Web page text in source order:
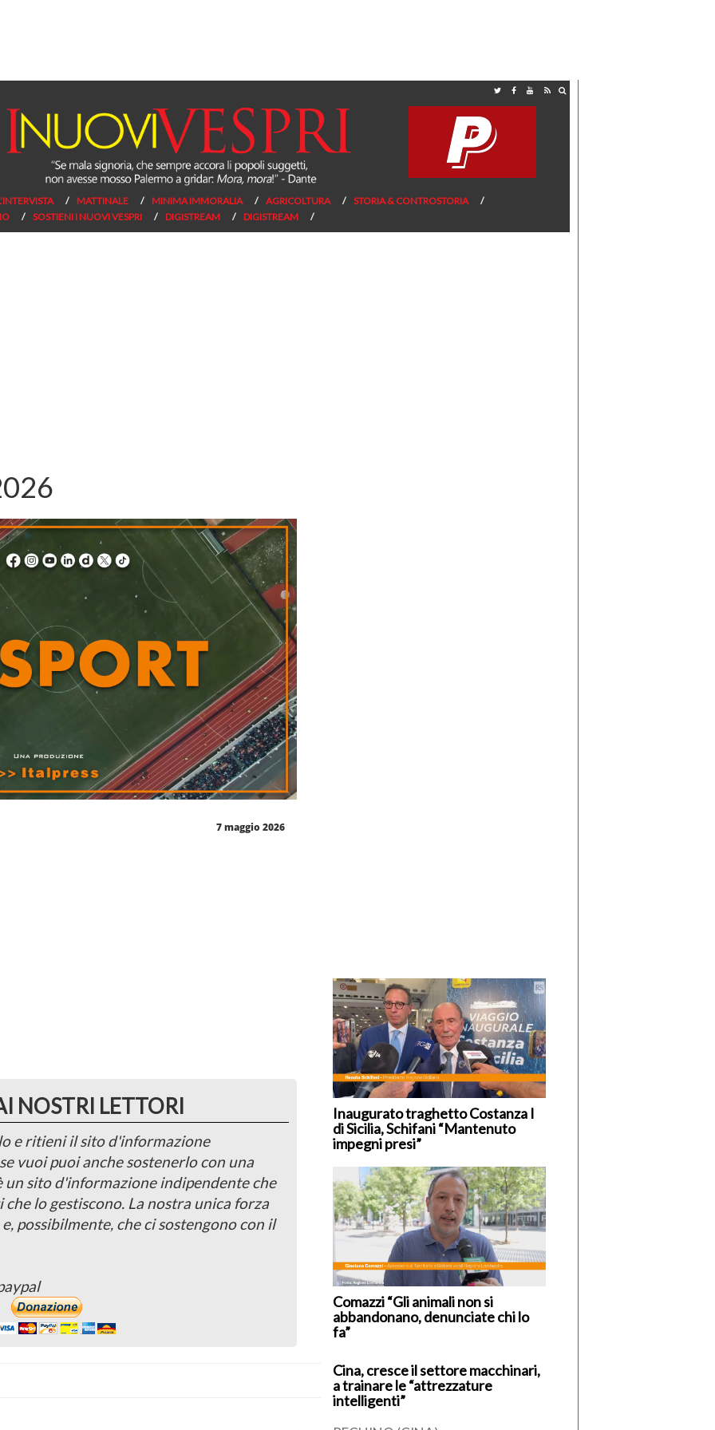
MATTINALE MINIMA IMMORALIA AGRICOLTURA
STORIA & CONTROSTORIA
SOSTIENI I NUOVI VESPRI DIGISTREAM DIGISTREAM
7 maggio 2026
NOSTRI LETTORI
e ritieni il sito d'informazione
vuoi puoi anche sostenerlo con una
sito d'informazione indipendente che
lo gestiscono. La nostra unica forza
possibilmente, che ci sostengono con il
Inaugurato traghetto Costanza I
di Sicilia, Schifani “Mantenuto
impegni presi”
Comazzi “Gli animali non si
abbandonano, denunciate chi lo
fa”
Cina, cresce il settore macchinari,
a trainare le “attrezzature
intelligenti”